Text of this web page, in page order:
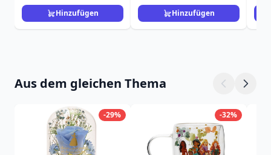
Hinzufügen Hinzufügen
Aus dem gleichen Thema
-29% -32%